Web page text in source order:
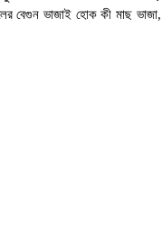
বেগুন ভাজাই হোক কী মাছ ভাজা,